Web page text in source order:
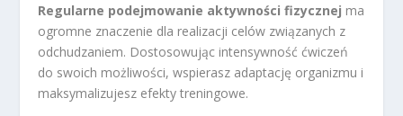
Regularne podejmowanie aktywności fizycznej ma
ogromne znaczenie dla realizacji celów związanych z
odchudzaniem. Dostosowując intensywność ćwiczeń
do swoich możliwości, wspierasz adaptację organizmu i
maksymalizujesz efekty treningowe.